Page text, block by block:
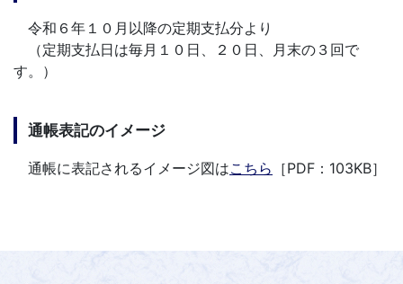
令和６年１０月以降の定期支払分より
（定期支払日は毎月１０日、２０日、月末の３回で
す。）
通帳表記のイメージ
通帳に表記されるイメージ図はこちら ［PDF：103KB］